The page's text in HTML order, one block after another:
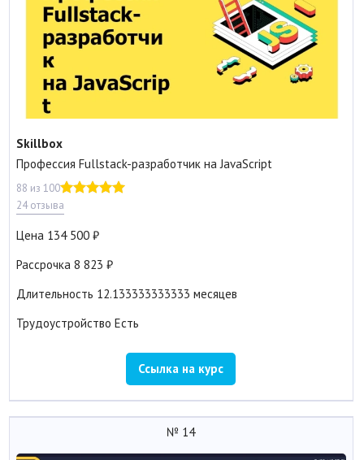
Skillbox
Профессия Fullstack-разработчик на JavaScript
88 из 100
24 отзыва
Цена 134 500
Рассрочка 8 823
Длительность 12.133333333333 месяцев
Трудоустройство Есть
Ссылка на курс
№ 14